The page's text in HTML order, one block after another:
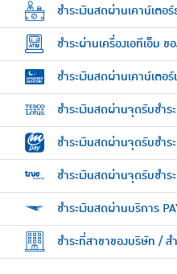
ชำระเงินสดผ่านเคาน์เตอ
ชำระผ่านเครื่องเอทีเอ็ม ข
ชำระเงินสดผ่านเคาน์เตอ
ชำระเงินสดผ่านจุดรับชำร
ชำระเงินสดผ่านจุดรับชำร
ชำระเงินสดผ่านจุดรับชำ
ชำระเงินสดผ่านบริการ
ชำระที่สาขาของบริษัท /